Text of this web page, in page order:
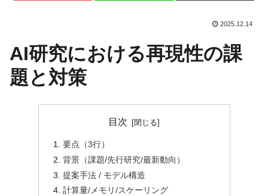
2025.12.14
AI研究における再現性の課
題と対策
目次
要点（3行）
背景（課題/先行研究/最新動向）
提案手法 / モデル構造
計算量/メモリ/スケーリング